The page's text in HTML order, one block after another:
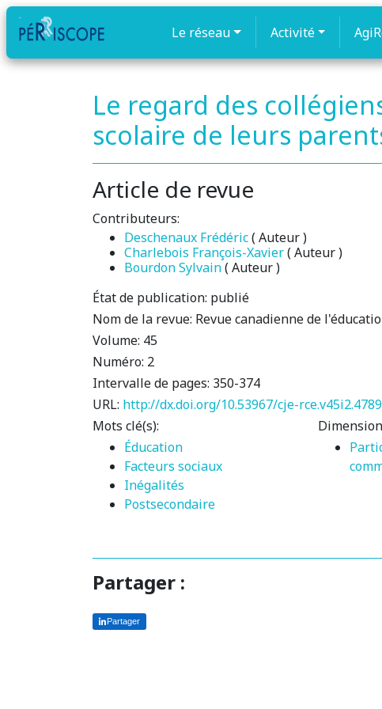
Le réseau Activité
Le regard des
scolaire de leurs
Article de revue
Contributeurs:
Deschenaux Frédéric( Auteur )
Charlebois François-Xavier( Auteur )
Bourdon Sylvain( Auteur )
État de publication: publié
Nom de la revue: Revue canadienne de
Volume: 45
Numéro: 2
Intervalle de pages: 350-374
URL: http://dx.doi.org/10.53967/cje-rce.v45i2.4789
Mots clé(s):
Éducation
Facteurs sociaux
Inégalités
Postsecondaire
Partager :
Partager